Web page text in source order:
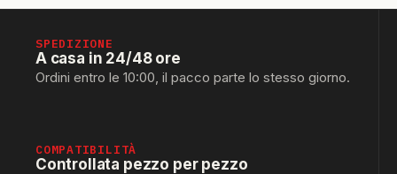
SPEDIZIONE
A casa in 24/48 ore
Ordini entro le 10:00, il pacco parte lo stesso giorno.
COMPATIBILITÀ
Controllata pezzo per pezzo